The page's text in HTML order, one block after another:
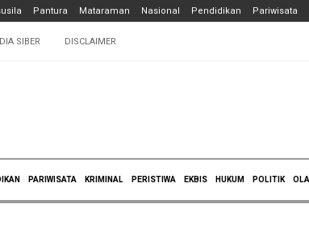
Pantura Mataraman Nasional Pendidikan Pariwisata
SIBER DISCLAIMER
PARIWISATA KRIMINAL PERISTIWA EKBIS HUKUM POLITIK